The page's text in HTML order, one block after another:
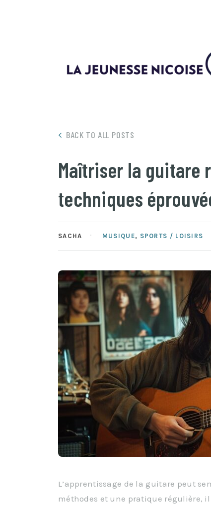
BACK TO ALL POSTS
Maîtriser la guitare
techniques
SACHA MUSIQUE, SPORTS / LOISIRS
L’apprentissage de la guitare peut
méthodes et une pratique régulière,